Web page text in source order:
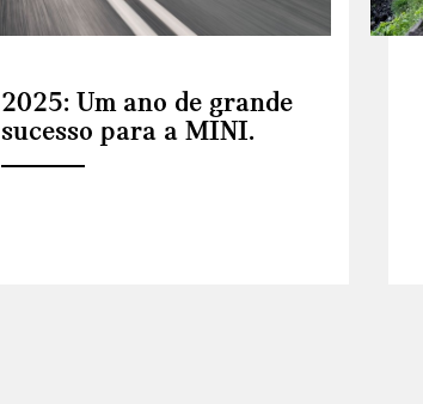
2025: Um ano de grande
sucesso para a MINI.